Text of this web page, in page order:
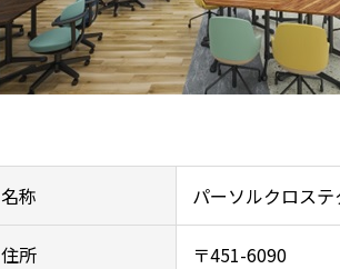
名称 パーソルクロス
住所
〒451-6090